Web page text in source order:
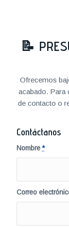
📝
Ofrecemos
acabado. Para
de contacto o
Contáctanos
Nombre*
Correo